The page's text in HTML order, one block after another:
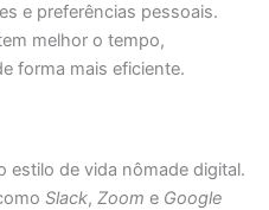
e preferências pessoais.
melhor o tempo,
forma mais eficiente.
estilo de vida nômade digital.
Slack, Zoom e Google